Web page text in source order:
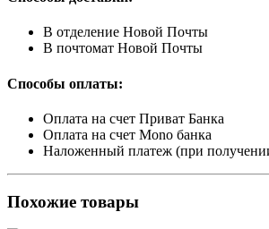
В отделение Новой Почты
В почтомат Новой Почты
Способы оплаты:
Оплата на счет Приват Банка
Оплата на счет Mono банка
Наложенный платеж (при
Похожие товары